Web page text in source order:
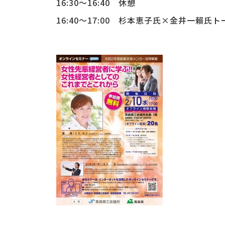
16:30～16:40 休憩
16:40～17:00 杉本恵子氏×金井一賴氏ト